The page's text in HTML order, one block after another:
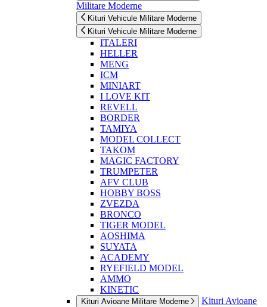
Militare Moderne
Kituri Vehicule Militare Moderne
Kituri Vehicule Militare Moderne
ITALERI
HELLER
MENG
ICM
MINIART
I LOVE KIT
REVELL
BORDER
TAMIYA
MODEL COLLECT
TAKOM
MAGIC FACTORY
TRUMPETER
AFV CLUB
HOBBY BOSS
ZVEZDA
BRONCO
TIGER MODEL
AOSHIMA
SUYATA
ACADEMY
RYEFIELD MODEL
AMMO
KINETIC
Kituri Avioane Militare Moderne
Kituri Avioane